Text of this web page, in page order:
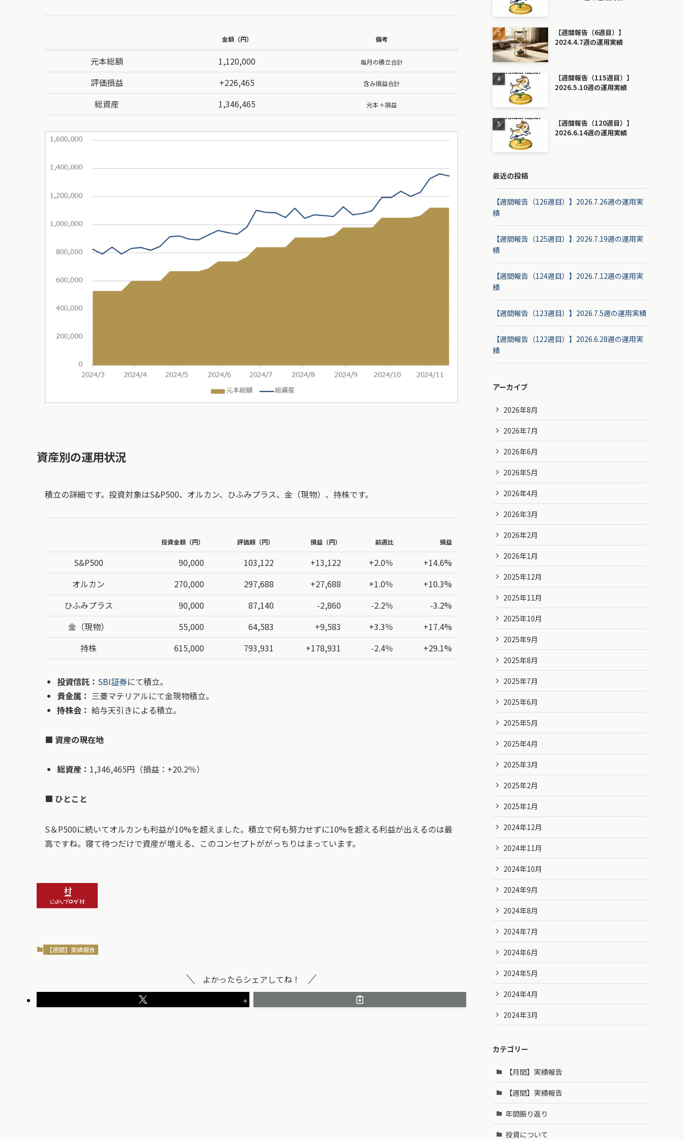
金額（円） 備考
元本総額 1,120,000 毎月の積立合計
評価損益 +226,465 含み損益合計
総資産 1,346,465 元本＋損益
資産別の運用状況
積立の詳細です。投資対象はS&P500、オルカン、ひふみプラス、金（現物）、持株です。
投資金額（円） 評価額（円） 損益（円） 前週比 損益
S&P500 90,000 103,122 +13,122 +2.0％
+14.6%
オルカン
270,000 297,688 +27,688 +1.0％
+10.3%
ひふみプラス
90,000 87,140 -2,860 -2.2％
-3.2%
金（現物）
55,000 64,583 +9,583 +3.3％
+17.4%
持株
615,000 793,931 +178,931 -2.4％ +29.1%
投資信託： SBI証券にて積立。
貴金属： 三菱マテリアルにて金現物積立。
持株会： 給与天引きによる積立。
■ 資産の現在地
総資産： 1,346,465円（損益：+20.2％）
■ ひとこと
S＆P500に続いてオルカンも利益が10%を超えました。積立で何も努力せずに10%を超える利益が出えるのは最
高ですね。寝て待つだけで資産が増える、このコンセプトががっちりはまっています。
【週間】実績報告
よかったらシェアしてね！
【週間報告（6週目）】
2024.4.7週の運用実績
【週間報告（115週目）】
2026.5.10週の運用実績
【週間報告（120週目）】
2026.6.14週の運用実績
最近の投稿
【週間報告（126週目）】2026.7.26週の運用実
績
【週間報告（125週目）】2026.7.19週の運用実
績
【週間報告（124週目）】2026.7.12週の運用実
績
【週間報告（123週目）】2026.7.5週の運用実績
【週間報告（122週目）】2026.6.28週の運用実
績
アーカイブ
2026年8月
2026年7月
2026年6月
2026年5月
2026年4月
2026年3月
2026年2月
2026年1月
2025年12月
2025年11月
2025年10月
2025年9月
2025年8月
2025年7月
2025年6月
2025年5月
2025年4月
2025年3月
2025年2月
2025年1月
2024年12月
2024年11月
2024年10月
2024年9月
2024年8月
2024年7月
2024年6月
2024年5月
2024年4月
2024年3月
カテゴリー
【月間】実績報告
【週間】実績報告
年間振り返り
投資について